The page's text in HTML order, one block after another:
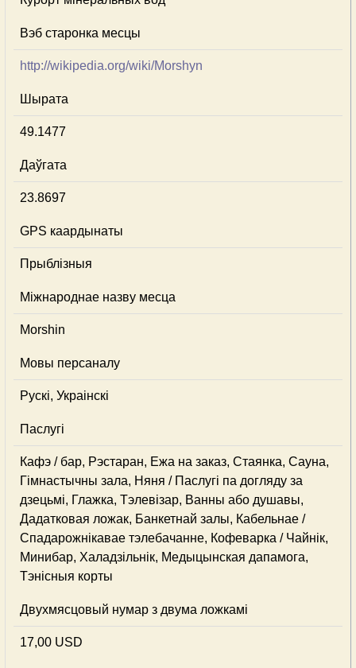
Вэб старонка месцы
http://wikipedia.org/wiki/Morshyn
Шырата
49.1477
Даўгата
23.8697
GPS каардынаты
Прыблізныя
Міжнароднае назву месца
Morshin
Мовы персаналу
Рускі, Украінскі
Паслугі
Кафэ / бар, Рэстаран, Ежа на заказ, Стаянка, Сауна,
Гімнастычны зала, Няня / Паслугі па догляду за
дзецьмі, Глажка, Тэлевізар, Ванны або душавы,
Дадатковая ложак, Банкетнай залы, Кабельнае /
Спадарожнiкавае тэлебачанне, Кофеварка / Чайнік,
Минибар, Халадзільнік, Медыцынская дапамога,
Тэнісныя корты
Двухмясцовый нумар з двума ложкамі
17,00 USD